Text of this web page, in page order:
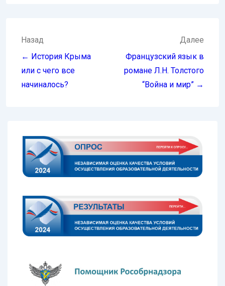
Навигация
по
записям
Назад
← История Крыма
или с чего все
начиналось?
Далее
Французский язык в
романе Л.Н. Толстого
“Война и мир” →